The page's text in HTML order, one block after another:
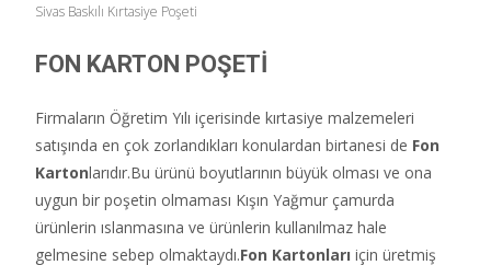
Sivas Baskılı Kırtasiye Poşeti
FON KARTON POŞETİ
Firmaların Öğretim Yılı içerisinde kırtasiye malzemeleri
satışında en çok zorlandıkları konulardan birtanesi de Fon
Kartonlarıdır.Bu ürünü boyutlarının büyük olması ve ona
uygun bir poşetin olmaması Kışın Yağmur çamurda
ürünlerin ıslanmasına ve ürünlerin kullanılmaz hale
gelmesine sebep olmaktaydı.Fon Kartonları için üretmiş